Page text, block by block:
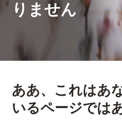
りません
ああ、これはあ
いるページでは